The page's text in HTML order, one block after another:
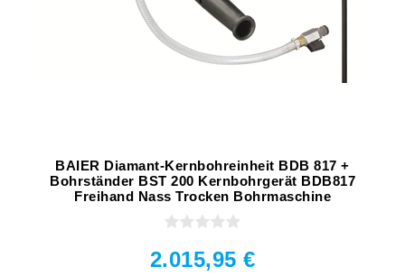
BAIER Diamant-Kernbohreinheit BDB 817 +
Bohrständer BST 200 Kernbohrgerät BDB817
Freihand Nass Trocken Bohrmaschine
2.015,95 €